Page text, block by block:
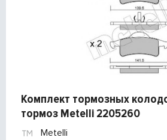
Комплект тормозных
тормоз Metelli 2205260
Metelli